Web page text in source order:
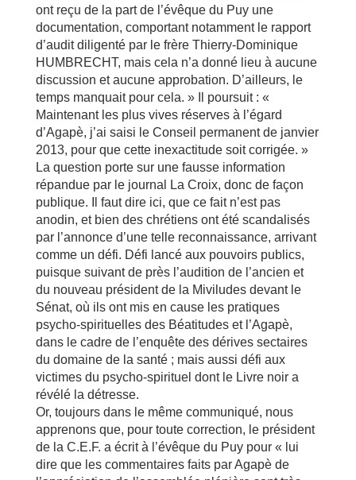
ont reçu de la part de l’évêque du Puy une
documentation, comportant notamment le rapport
d’audit diligenté par le frère Thierry-Dominique
HUMBRECHT, mais cela n’a donné lieu à aucune
discussion et aucune approbation. D’ailleurs, le
temps manquait pour cela. » Il poursuit : «
Maintenant les plus vives réserves à l’égard
d’Agapè, j’ai saisi le Conseil permanent de janvier
2013, pour que cette inexactitude soit corrigée. »
La question porte sur une fausse information
répandue par le journal La Croix, donc de façon
publique. Il faut dire ici, que ce fait n’est pas
anodin, et bien des chrétiens ont été scandalisés
par l’annonce d’une telle reconnaissance, arrivant
comme un défi. Défi lancé aux pouvoirs publics,
puisque suivant de près l’audition de l’ancien et
du nouveau président de la Miviludes devant le
Sénat, où ils ont mis en cause les pratiques
psycho-spirituelles des Béatitudes et l’Agapè,
dans le cadre de l’enquête des dérives sectaires
du domaine de la santé ; mais aussi défi aux
victimes du psycho-spirituel dont le Livre noir a
révélé la détresse.
Or, toujours dans le même communiqué, nous
apprenons que, pour toute correction, le président
de la C.E.F. a écrit à l’évêque du Puy pour « lui
dire que les commentaires faits par Agapè de